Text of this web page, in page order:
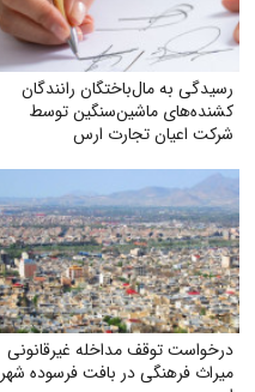
رسیدگی به مال‌باختگان رانندگان
کشنده‌های ماشین‌سنگین توسط
شرکت اعیان تجارت ارس
درخواست توقف مداخله غیرقانونی
میراث فرهنگی در بافت فرسوده شهر